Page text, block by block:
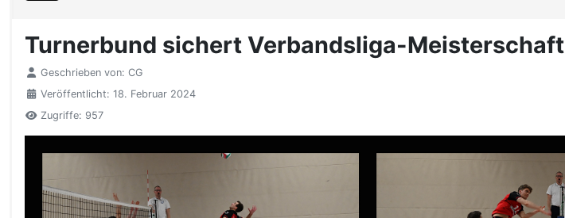
Turnerbund sichert Verbandsliga-Meisterschaft
Geschrieben von: CG
Veröffentlicht: 18. Februar 2024
Zugriffe: 957